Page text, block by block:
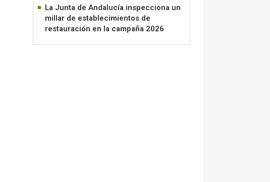
La Junta de Andalucía inspecciona un
millar de establecimientos de
restauración en la campaña 2026